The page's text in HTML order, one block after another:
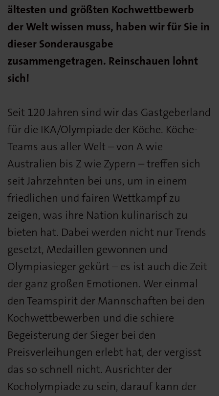
ältesten und größten Kochwettbewerb
der Welt wissen muss, haben wir für Sie in
dieser Sonderausgabe
zusammengetragen. Reinschauen lohnt
sich!
Seit 120 Jahren sind wir das Gastgeberland
für die IKA/Olympiade der Köche. Köche-
Teams aus aller Welt – von A wie
Australien bis Z wie Zypern – treffen sich
seit Jahrzehnten bei uns, um in einem
friedlichen und fairen Wettkampf zu
zeigen, was ihre Nation kulinarisch zu
bieten hat. Dabei werden nicht nur Trends
gesetzt, Medaillen gewonnen und
Olympiasieger gekürt – es ist auch die Zeit
der ganz großen Emotionen. Wer einmal
den Teamspirit der Mannschaften bei den
Kochwettbewerben und die schiere
Begeisterung der Sieger bei den
Preisverleihungen erlebt hat, der vergisst
das so schnell nicht. Ausrichter der
Kocholympiade zu sein, darauf kann der